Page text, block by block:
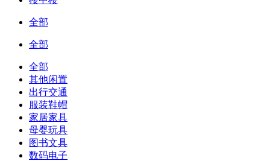
全部
全部
全部
其他闲置
出行交通
服装鞋帽
家居家具
母婴玩具
图书文具
数码电子